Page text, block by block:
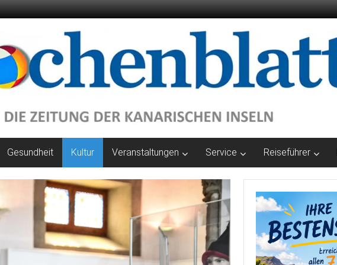
Gesundheit Kultur Veranstaltungen Service Reiseführer